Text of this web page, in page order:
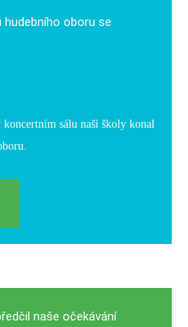
hudebního oboru se
sálu naší školy konal
naše očekávání